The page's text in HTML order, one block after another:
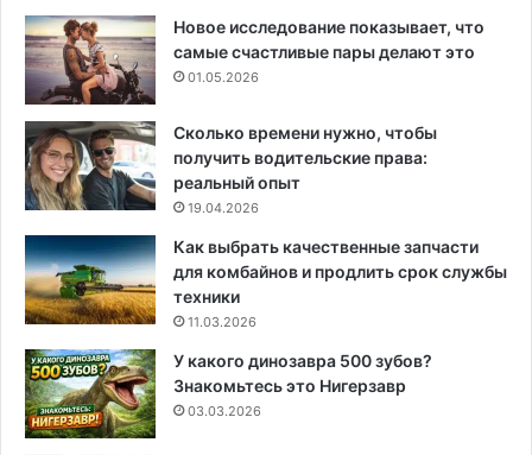
Новое исследование показывает, что
самые счастливые пары делают это
01.05.2026
Сколько времени нужно, чтобы
получить водительские права:
реальный опыт
19.04.2026
Как выбрать качественные запчасти
для комбайнов и продлить срок службы
техники
11.03.2026
У какого динозавра 500 зубов?
Знакомьтесь это Нигерзавр
03.03.2026